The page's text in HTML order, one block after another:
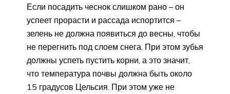
Если посадить чеснок слишком рано – он
успеет прорасти и рассада испортится –
зелень не должна появиться до весны, чтобы
не перегнить под слоем снега. При этом зубья
должны успеть пустить корни, а это значит,
что температура почвы должна быть около
15 градусов Цельсия. При этом уже не